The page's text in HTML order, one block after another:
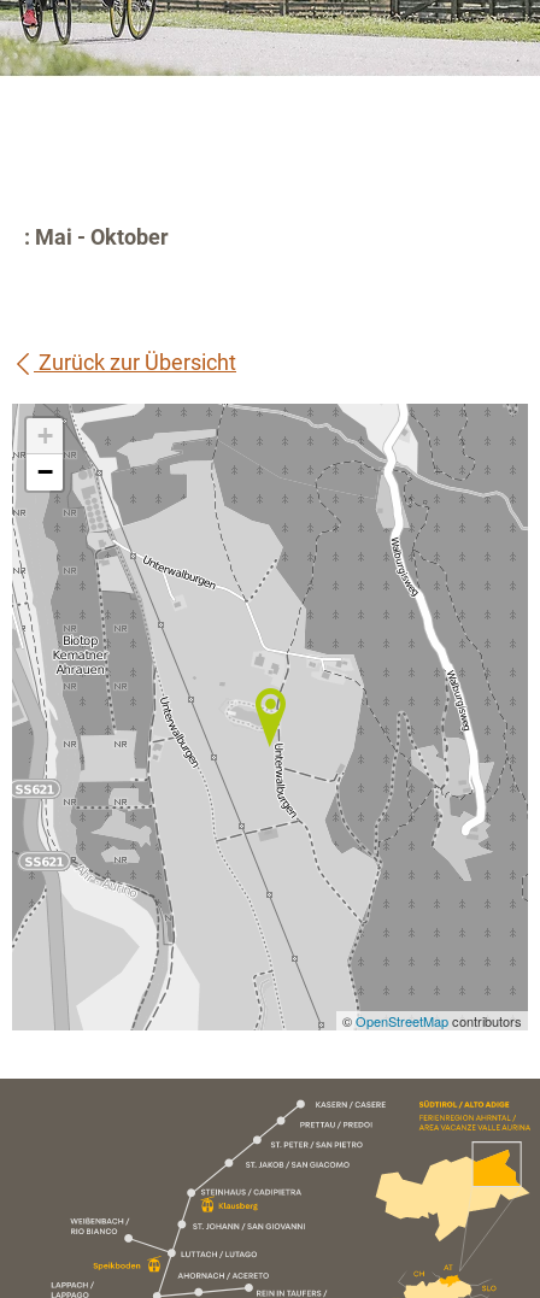
: Mai - Oktober
Zurück zur Übersicht
+
−
©OpenStreetMapcontributors